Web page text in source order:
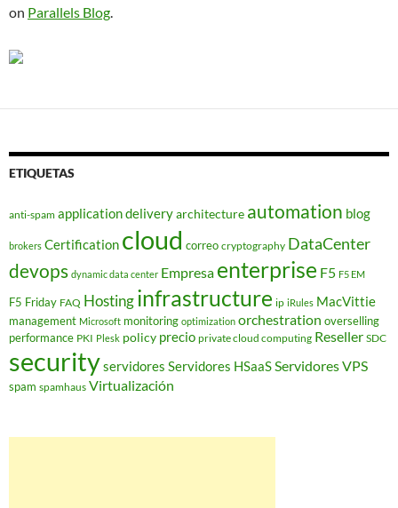
on Parallels Blog.
ETIQUETAS
anti-spam application deliveryarchitecture automation blog
brokers Certification cloud correo cryptography DataCenter
devops dynamic data center Empresa enterprise F5 F5 EM
F5 Friday FAQ Hostinginfrastructure ip iRules MacVittie
management Microsoft monitoring optimization orchestration overselling
performance PKI Plesk policy precio private cloud computing Reseller SDC
securityservidores Servidores HSaaSServidores VPS
spam spamhaus Virtualización